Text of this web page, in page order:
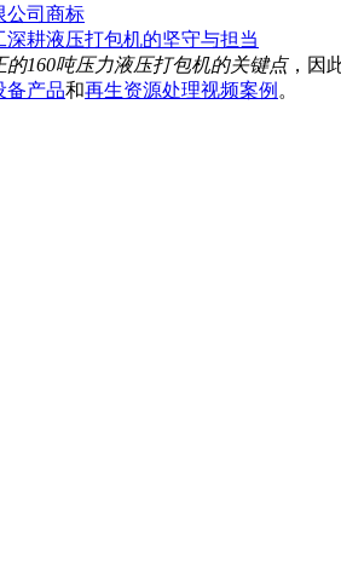
公司商标
耕液压打包机的坚守与担当
的160吨压力液压打包机的关键点，因
备产品和再生资源处理视频案例 。